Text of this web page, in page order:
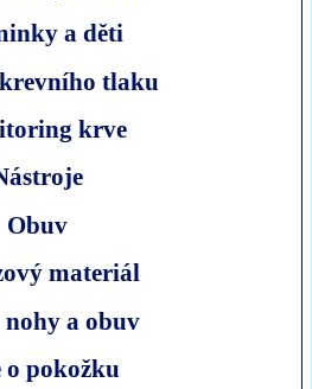
a děti
tlaku
krve
Obuv
materiál
nohy a obuv
o pokožku